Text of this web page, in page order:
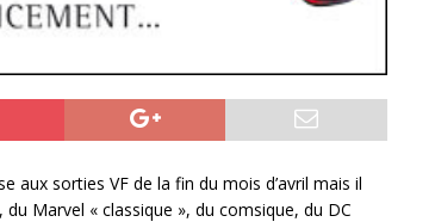
aux sorties VF de la fin du mois d’avril mais il
Marvel « classique », du comsique, du DC